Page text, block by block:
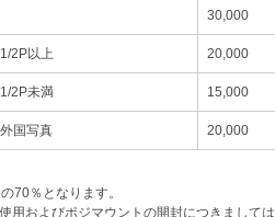
30,000
2P以上 20,000
2P未満 15,000
国写真 20,000
70％となります。
用およびポジマウントの開封につきましては